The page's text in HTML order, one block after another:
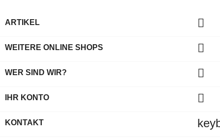
ARTIKEL 
WEITERE ONLINE SHOPS 
WER SIND WIR? 
IHR KONTO 
KONTAKT